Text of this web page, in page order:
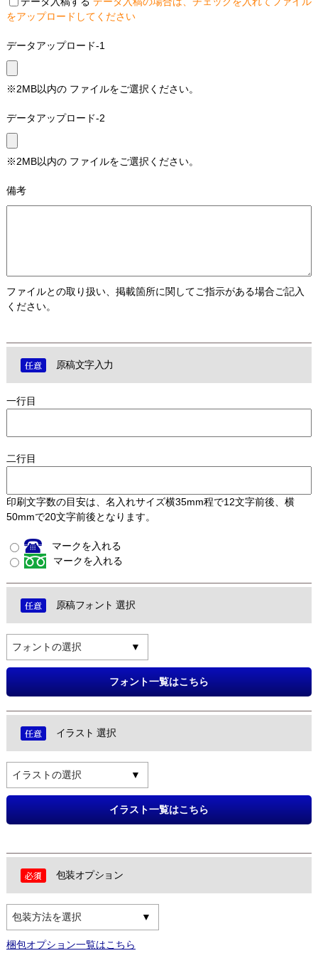
をアップロードしてください
データアップロード-1
※2MB以内の ファイルをご選択ください。
データアップロード-2
※2MB以内の ファイルをご選択ください。
備考
ファイルとの取り扱い、掲載箇所に関してご指示がある場合ご記入
ください。
原稿文字入力
一行目
二行目
印刷文字数の目安は、名入れサイズ横35mm程で12文字前後、横
50mmで20文字前後となります。
マークを入れる
マークを入れる
原稿フォント 選択
フォントの選択
フォント一覧はこちら
イラスト 選択
イラストの選択
イラスト一覧はこちら
包装オプション
包装方法を選択
梱包オプション一覧はこちら